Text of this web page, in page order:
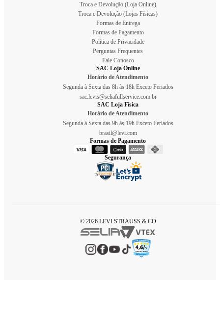
Troca e Devolução (Loja Online)
Troca e Devolução (Lojas Físicas)
Formas de Entrega
Formas de Pagamento
Política de Privacidade
Perguntas Frequentes
Fale Conosco
SAC Loja Online
Horário de Atendimento
Segunda à Sexta das 8h às 18h Exceto Feriados
sac.levis@seliafullservice.com.br
SAC Loja Física
Horário de Atendimento
Segunda à Sexta das 9h às 19h Exceto Feriados
brasil@levi.com
Formas de Pagamento
Segurança
© 2026 LEVI STRAUSS & CO